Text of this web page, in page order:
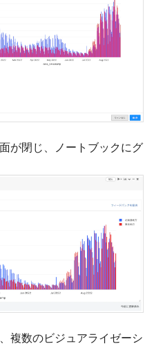
が閉じ、ノートブックにグ
複数のビジュアライゼーシ